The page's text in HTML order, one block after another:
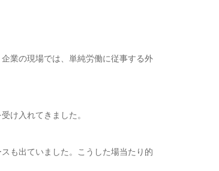
業の現場では、単純労働に従事する外
け入れてきました。
も出ていました。こうした場当たり的